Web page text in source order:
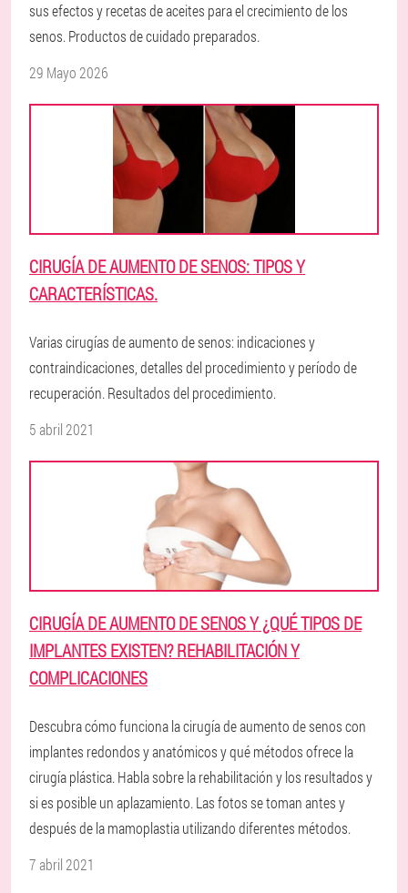
sus efectos y recetas de aceites para el crecimiento de los
senos. Productos de cuidado preparados.
29 Mayo 2026
CIRUGÍA DE AUMENTO DE SENOS: TIPOS Y
CARACTERÍSTICAS.
Varias cirugías de aumento de senos: indicaciones y
contraindicaciones, detalles del procedimiento y período de
recuperación. Resultados del procedimiento.
5 abril 2021
CIRUGÍA DE AUMENTO DE SENOS Y ¿QUÉ TIPOS DE
IMPLANTES EXISTEN? REHABILITACIÓN Y
COMPLICACIONES
Descubra cómo funciona la cirugía de aumento de senos con
implantes redondos y anatómicos y qué métodos ofrece la
cirugía plástica. Habla sobre la rehabilitación y los resultados y
si es posible un aplazamiento. Las fotos se toman antes y
después de la mamoplastia utilizando diferentes métodos.
7 abril 2021